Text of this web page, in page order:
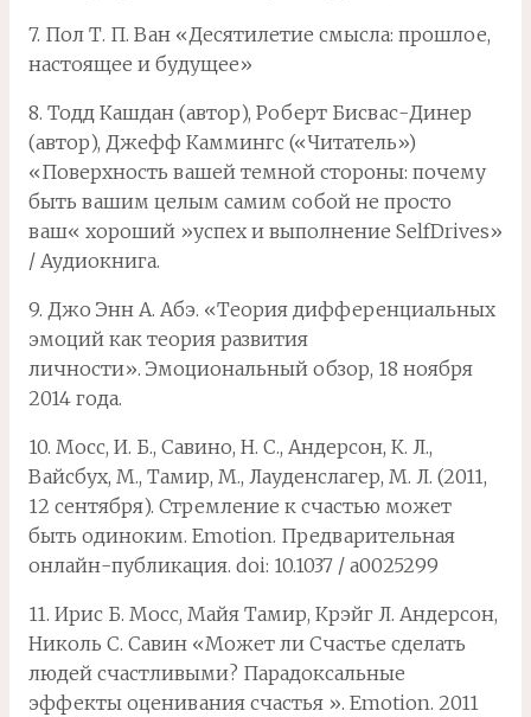
7. Пол Т. П. Ван «Десятилетие смысла: прошлое,
настоящее и будущее»
8. Тодд Кашдан (автор), Роберт Бисвас-Динер
(автор), Джефф Каммингс («Читатель»)
«Поверхность вашей темной стороны: почему
быть вашим целым самим собой не просто
ваш« хороший »успех и выполнение SelfDrives»
/ Аудиокнига.
9. Джо Энн А. Абэ. «Теория дифференциальных
эмоций как теория развития
личности». Эмоциональный обзор, 18 ноября
2014 года.
10. Мосс, И. Б., Савино, Н. С., Андерсон, К. Л.,
Вайсбух, М., Тамир, М., Лауденслагер, М. Л. (2011,
12 сентября). Стремление к счастью может
быть одиноким. Emotion. Предварительная
онлайн-публикация. doi: 10.1037 / a0025299
11. Ирис Б. Мосс, Майя Тамир, Крэйг Л. Андерсон,
Николь С. Савин «Может ли Счастье сделать
людей счастливыми? Парадоксальные
эффекты оценивания счастья ». Emotion. 2011